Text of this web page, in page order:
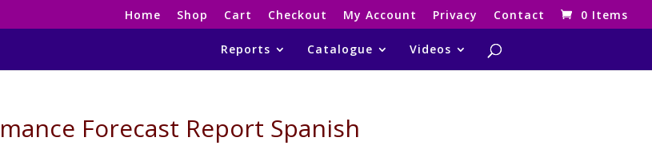
Home Shop Cart Checkout My Account Privacy Contact 0 Items
Reports Catalogue Videos
Forecast Report Spanish